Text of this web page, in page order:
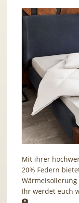
Mit ihrer
20% Federn
Ihr werdet euch